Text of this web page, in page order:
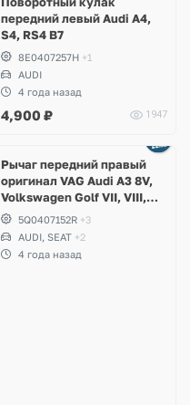
передний левый Audi A4,
S4, RS4 B7
8E0407257H +1
AUDI
4 года назад
4,900 ₽ 1947
Рычаг передний правый
оригинал VAG Audi A3 8V,
Volkswagen Golf VII, VIII,
Skoda Octavia A7, A8, Seat
Leon
5Q0407152R +3
AUDI, SEAT +2
4 года назад